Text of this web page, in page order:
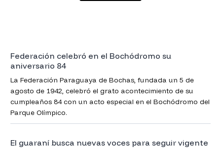
Federación celebró en el Bochódromo su
aniversario 84
La Federación Paraguaya de Bochas, fundada un 5 de
agosto de 1942, celebró el grato acontecimiento de su
cumpleaños 84 con un acto especial en el Bochódromo del
Parque Olímpico.
El guaraní busca nuevas voces para seguir vigente